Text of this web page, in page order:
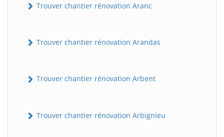
Trouver chantier rénovation Aranc
Trouver chantier rénovation Arandas
Trouver chantier rénovation Arbent
Trouver chantier rénovation Arbignieu